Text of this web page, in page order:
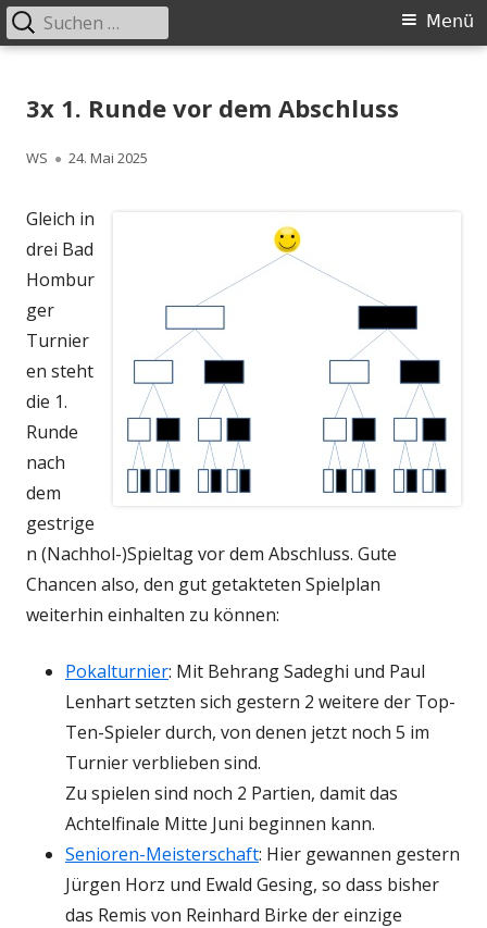
zum
Primäres
Menü
Suchen
nach:
3x 1. Runde vor dem Abschluss
Autor
WS
Veröffentlicht
24. Mai 2025
Gleich in
drei Bad
Hombur
ger
Turnier
en steht
die 1.
Runde
nach
dem
gestrige
n (Nachhol-)Spieltag vor dem Abschluss. Gute
Chancen also, den gut getakteten Spielplan
weiterhin einhalten zu können:
Pokalturnier: Mit Behrang Sadeghi und Paul
Lenhart setzten sich gestern 2 weitere der Top-
Ten-Spieler durch, von denen jetzt noch 5 im
Turnier verblieben sind.
Zu spielen sind noch 2 Partien, damit das
Achtelfinale Mitte Juni beginnen kann.
Senioren-Meisterschaft: Hier gewannen gestern
Jürgen Horz und Ewald Gesing, so dass bisher
das Remis von Reinhard Birke der einzige